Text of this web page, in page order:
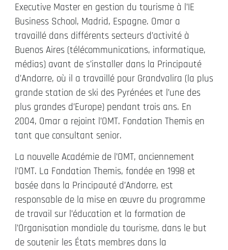
Executive Master en gestion du tourisme à l’IE
Business School, Madrid, Espagne. Omar a
travaillé dans différents secteurs d’activité à
Buenos Aires (télécommunications, informatique,
médias) avant de s’installer dans la Principauté
d’Andorre, où il a travaillé pour Grandvalira (la plus
grande station de ski des Pyrénées et l’une des
plus grandes d’Europe) pendant trois ans. En
2004, Omar a rejoint l’OMT. Fondation Themis en
tant que consultant senior.
La nouvelle Académie de l’OMT, anciennement
l’OMT. La Fondation Themis, fondée en 1998 et
basée dans la Principauté d’Andorre, est
responsable de la mise en œuvre du programme
de travail sur l’éducation et la formation de
l’Organisation mondiale du tourisme, dans le but
de soutenir les États membres dans la